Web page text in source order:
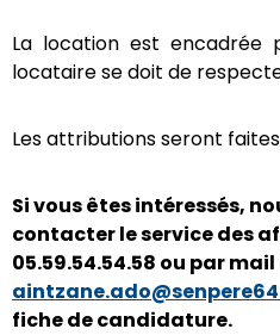
La location est encadrée
locataire se doit de
Les attributions seront
Si vous êtes intéressés,
contacter le service des
05.59.54.54.58 ou par mail
fiche de candidature.